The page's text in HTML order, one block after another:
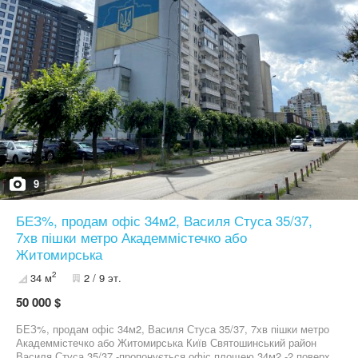
9
БЕЗ%, продам офіс 34м2, Василя Стуса 35/37,
7хв пішки метро Академмістечко або
Житомирська
34 м2 2 / 9 эт.
50 000 $
БЕЗ%, продам офіс 34м2, Василя Стуса 35/37, 7хв пішки метро
Академмістечко або Житомирська Київ Святошинський район